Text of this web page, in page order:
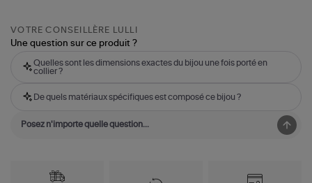
VOTRE CONSEILLÈRE LULLI
Une question sur ce produit ?
Quelles sont les dimensions exactes du bijou une fois porté en
collier ?
De quels matériaux spécifiques est composé ce bijou ?